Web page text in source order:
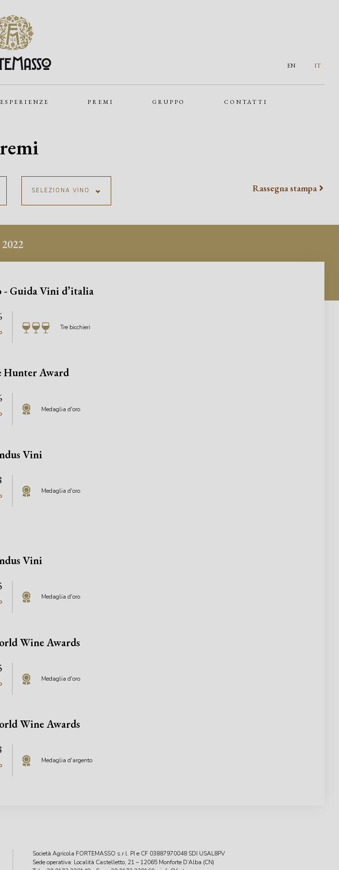
EN IT
ESPERIENZE PREMI GRUPPO CONTATTI
SELEZIONA VINO Rassegna stampa
2022
- Guida Vini d’italia
Tre bicchieri
Hunter Award
Medaglia d'oro
Vini
Medaglia d'oro
Vini
Medaglia d'oro
Wine Awards
Medaglia d'oro
Wine Awards
Medaglia d'argento
Società Agricola FORTEMASSO s.r.l. PI e CF 03887970048 SDI USAL8PV
Sede operativa: Località Castelletto, 21 – 12065 Monforte D’Alba (CN)